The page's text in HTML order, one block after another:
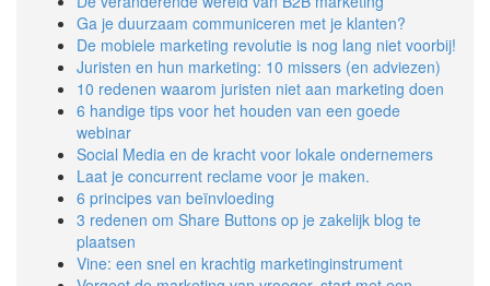
Ga je duurzaam communiceren met je klanten?
De mobiele marketing revolutie is nog lang niet voorbij!
Juristen en hun marketing: 10 missers (en adviezen)
10 redenen waarom juristen niet aan marketing doen
6 handige tips voor het houden van een goede
webinar
Social Media en de kracht voor lokale ondernemers
Laat je concurrent reclame voor je maken.
6 principes van beïnvloeding
3 redenen om Share Buttons op je zakelijk blog te
plaatsen
Vine: een snel en krachtig marketinginstrument